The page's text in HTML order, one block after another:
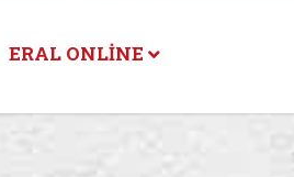
ERAL ONLINE